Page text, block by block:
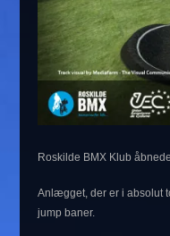
Roskilde BMX Klub
Anlægget, der er i absolut
jump baner.